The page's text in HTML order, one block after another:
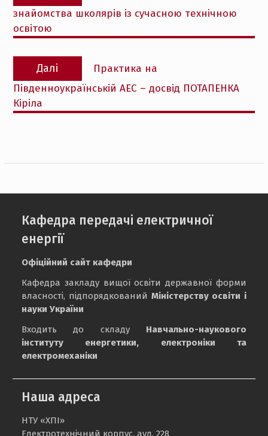
знайомства школярів із сучасною технічною
освітою
Далі
Наступний
запис:
Практика на
Південноукраїнській АЕС – досвід ПОТАПЕНКА
Кіріла
Кафедра передачі електричної
енергії
Офіційний сайт кафедри
Кафедра закладу вищої освіти державної форми
власності, підпорядкований Міністерству освіти і
науки України
Входить до складу Навчально-наукового
інституту енергетики, електроніки та
електромеханіки
Наша адреса
НТУ «ХПІ»
Електротехнічний корпус, ауд. 228